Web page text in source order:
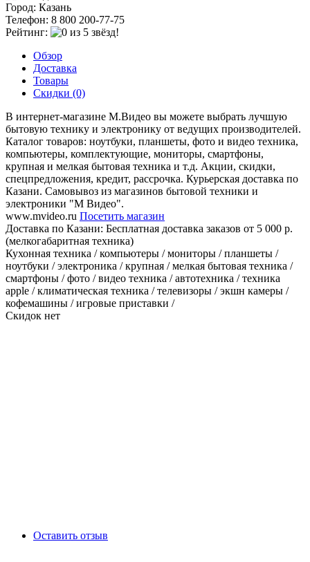
Город: Казань
Телефон: 8 800 200-77-75
Рейтинг:
Обзор
Доставка
Товары
Скидки (0)
В интернет-магазине М.Видео вы можете выбрать лучшую
бытовую технику и электронику от ведущих производителей.
Каталог товаров: ноутбуки, планшеты, фото и видео техника,
компьютеры, комплектующие, мониторы, смартфоны,
крупная и мелкая бытовая техника и т.д. Акции, скидки,
спецпредложения, кредит, рассрочка. Курьерская доставка по
Казани. Самовывоз из магазинов бытовой техники и
электроники "М Видео".
www.mvideo.ru Посетить магазин
Доставка по Казани: Бесплатная доставка заказов от 5 000 р.
(мелкогабаритная техника)
Кухонная техника / компьютеры / мониторы / планшеты /
ноутбуки / электроника / крупная / мелкая бытовая техника /
смартфоны / фото / видео техника / автотехника / техника
аpple / климатическая техника / телевизоры / экшн камеры /
кофемашины / игровые приставки /
Скидок нет
Оставить отзыв